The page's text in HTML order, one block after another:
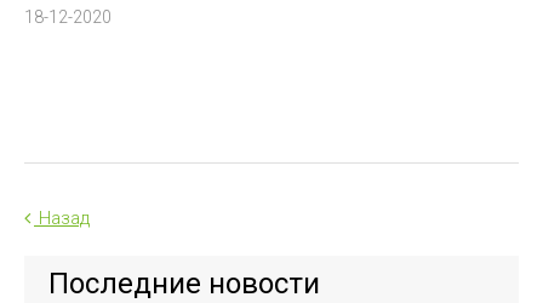
18-12-2020
Назад
Последние новости